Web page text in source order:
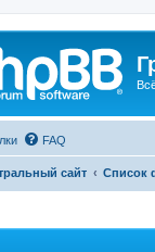
FAQ
сайт Список